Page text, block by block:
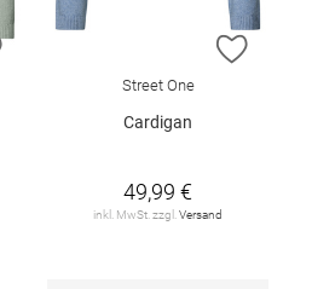
ZUR WUNSCHLISTE HINZUFÜGEN
ZUR
Street One
Cardigan
49,99 €
inkl. MwSt. zzgl. Versand